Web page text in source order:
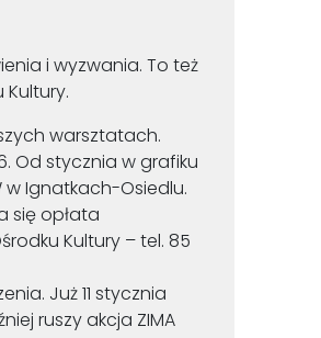
i wyzwania. To też
warsztatach.
Od stycznia w grafiku
w Ignatkach-Osiedlu.
się opłata
Kultury – tel. 85
Już 11 stycznia
ruszy akcja ZIMA